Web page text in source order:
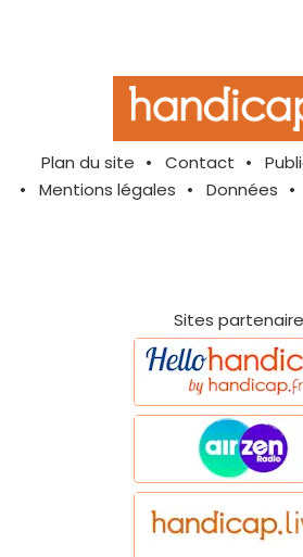
Plan du site Contact
Mentions légales
Données
Sites